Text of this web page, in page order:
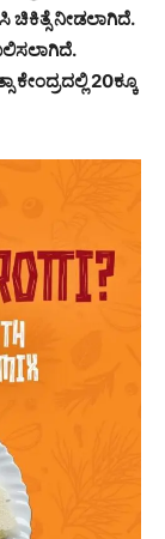
ಚಿಕಿತ್ಸೆ ನೀಡಲಾಗಿದೆ.
ಕೇಂದ್ರದಲ್ಲಿ 20ಕ್ಕೂ